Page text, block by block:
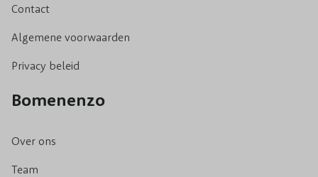
Contact
Algemene voorwaarden
Privacy beleid
Bomenenzo
Over ons
Team